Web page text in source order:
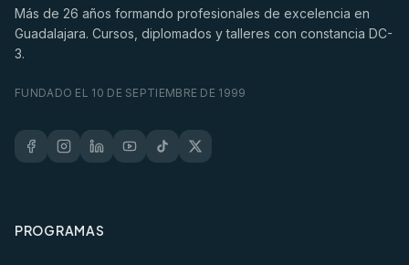
Más de 26 años formando profesionales de excelencia en
Guadalajara. Cursos, diplomados y talleres con constancia DC-
3.
FUNDADO EL 10 DE SEPTIEMBRE DE 1999
PROGRAMAS